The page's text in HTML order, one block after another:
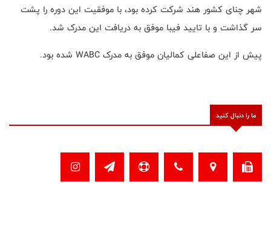
شهر چنای کشور هند شرکت کرده بود، با موفقیت این دوره را پشت
سر گذاشت و با تایید فیبا موفق به دریافت این مدرک شد.
پیش از این صفاعلی‌ کمالیان موفق به مدرک WABC شده بود.
ما را دنبال کنید